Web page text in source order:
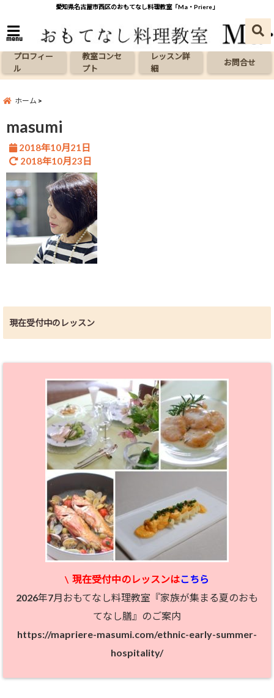
愛知県名古屋市西区のおもてなし料理教室「Ma・Priere」
menu
プロフィー
ル
教室コンセ
プト
レッスン詳
細
お問合せ
ホーム
masumi
2018年10月21日
2018年10月23日
現在受付中のレッスン
\ 現在受付中のレッスンはこちら
2026年7月おもてなし料理教室『家族が集まる夏のおも
てなし膳』のご案内
https://mapriere-masumi.com/ethnic-early-summer-
hospitality/